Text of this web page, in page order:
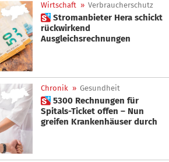
Wirtschaft » Verbraucherschutz
 Stromanbieter Hera schickt
rückwirkend
Ausgleichsrechnungen
Chronik » Gesundheit
 5300 Rechnungen für
Spitals-Ticket offen – Nun
greifen Krankenhäuser durch